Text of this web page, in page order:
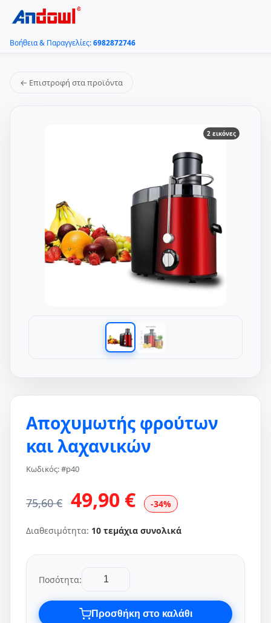
Βοήθεια & Παραγγελίες:6982872746
← Επιστροφή στα προϊόντα
2 εικόνες
Αποχυμωτής φρούτων
και λαχανικών
Κωδικός: #p40
75,60 € 49,90 € -34%
Διαθεσιμότητα: 10 τεμάχια συνολικά
Ποσότητα:
Προσθήκη στο καλάθι